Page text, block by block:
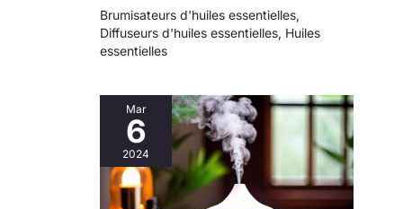
Brumisateurs d'huiles essentielles,
Diffuseurs d'huiles essentielles, Huiles
essentielles
Mar
6
2024